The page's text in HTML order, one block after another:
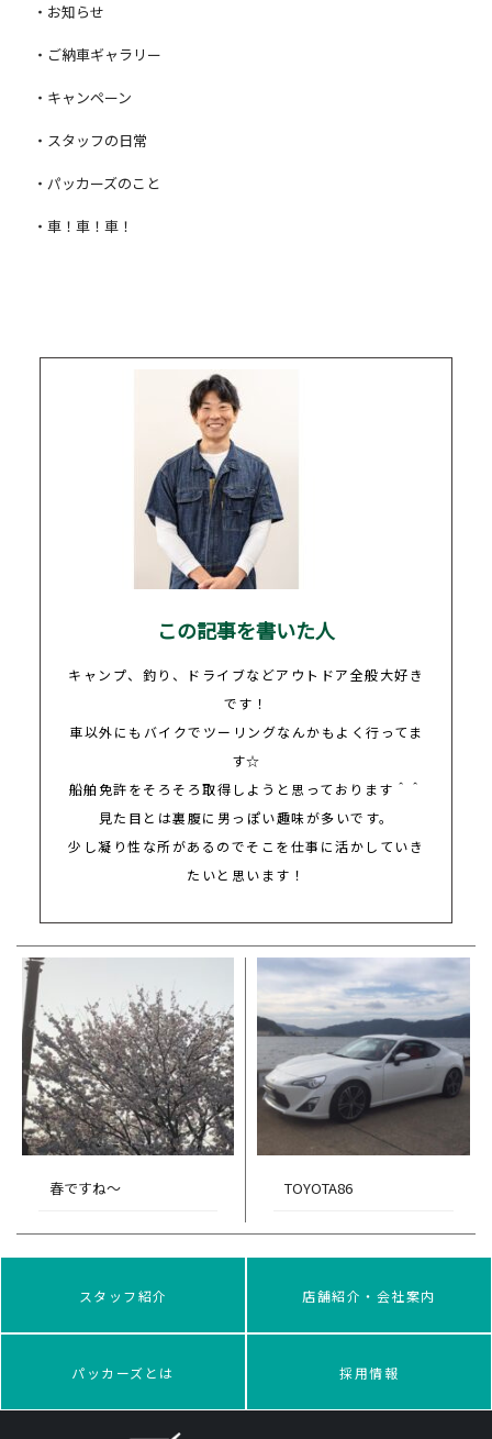
・お知らせ
・ご納車ギャラリー
・キャンペーン
・スタッフの日常
・パッカーズのこと
・車！車！車！
この記事を書いた人
キャンプ、釣り、ドライブなどアウトドア全般大好き
です！
車以外にもバイクでツーリングなんかもよく行ってま
す☆
船舶免許をそろそろ取得しようと思っております＾＾
見た目とは裏腹に男っぽい趣味が多いです。
少し凝り性な所があるのでそこを仕事に活かしていき
たいと思います！
春ですね～ TOYOTA86
スタッフ紹介 店舗紹介・会社案内
パッカーズとは 採用情報